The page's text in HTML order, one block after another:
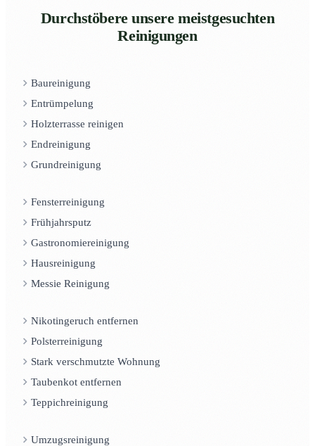
Durchstöbere unsere meistgesuchten
Reinigungen
Baureinigung
Entrümpelung
Holzterrasse reinigen
Endreinigung
Grundreinigung
Fensterreinigung
Frühjahrsputz
Gastronomiereinigung
Hausreinigung
Messie Reinigung
Nikotingeruch entfernen
Polsterreinigung
Stark verschmutzte Wohnung
Taubenkot entfernen
Teppichreinigung
Umzugsreinigung